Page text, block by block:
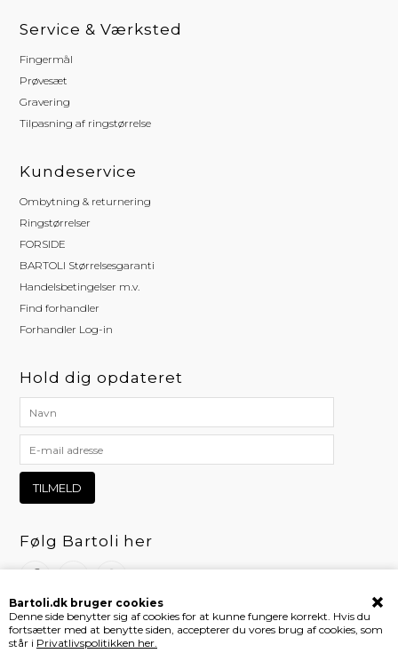
Bartoli.dk bruger cookies
Denne side benytter sig af cookies for at kunne fungere korrekt. Hvis du
fortsætter med at benytte siden, accepterer du vores brug af cookies, som
står i Privatlivspolitikken her.
Service & Værksted
Fingermål
Prøvesæt
Gravering
Tilpasning af ringstørrelse
Kundeservice
Ombytning & returnering
Ringstørrelser
FORSIDE
BARTOLI Størrelsesgaranti
Handelsbetingelser m.v.
Find forhandler
Forhandler Log-in
Hold dig opdateret
Følg Bartoli her